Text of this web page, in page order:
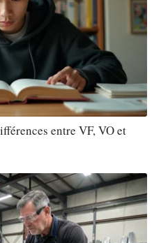
entre VF, VO et